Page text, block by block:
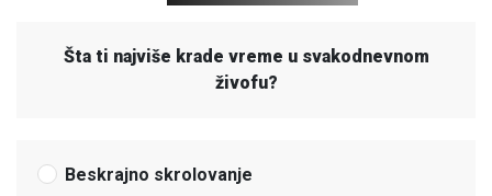
Šta ti najviše krade vreme u svakodnevnom
živofu?
Beskrajno skrolovanje